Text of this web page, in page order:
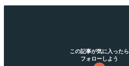
この記事が気に入ったら
フォローしよう